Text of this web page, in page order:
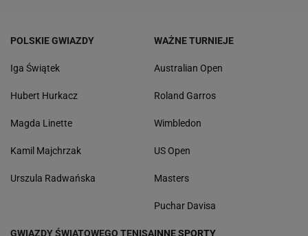
POLSKIE GWIAZDY
Iga Świątek
Hubert Hurkacz
Magda Linette
Kamil Majchrzak
Urszula Radwańska
WAŻNE TURNIEJE
Australian Open
Roland Garros
Wimbledon
US Open
Masters
Puchar Davisa
GWIAZDY ŚWIATOWEGO TENISAINNE SPORTY